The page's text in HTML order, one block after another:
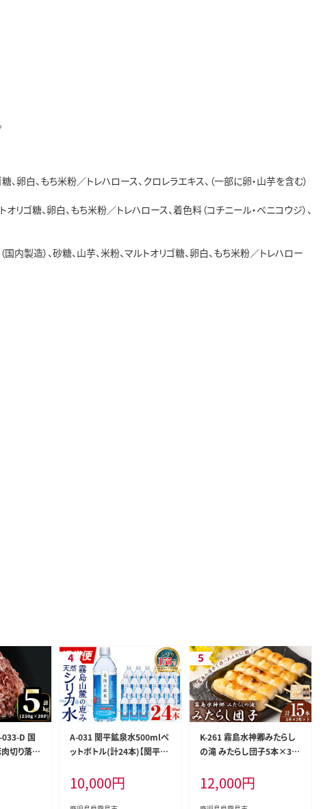
、卵白、もち米粉／トレハロース、クロレラエキス、（一部に卵・山芋を含む）
オリゴ糖、卵白、もち米粉／トレハロース、着色料（コチニール・ベニコウジ）、
内製造）、砂糖、山芋、米粉、マルトオリゴ糖、卵白、もち米粉／トレハロー
033-D 国
切り落と
霧島市
小分け
A-031 関平鉱泉水500mlペ
ットボトル(計24本)【関平鉱
ォーター 温泉水 シリカ シリ
カ水 ミネラル成分 飲料水 5
10,000円
K-261 霧島水神卿みたらし
の滝 みたらし団子5本×3セ
霧島市 和菓子 お菓子 おや
つ みたらし 餡 あん 茶菓子
12,000円